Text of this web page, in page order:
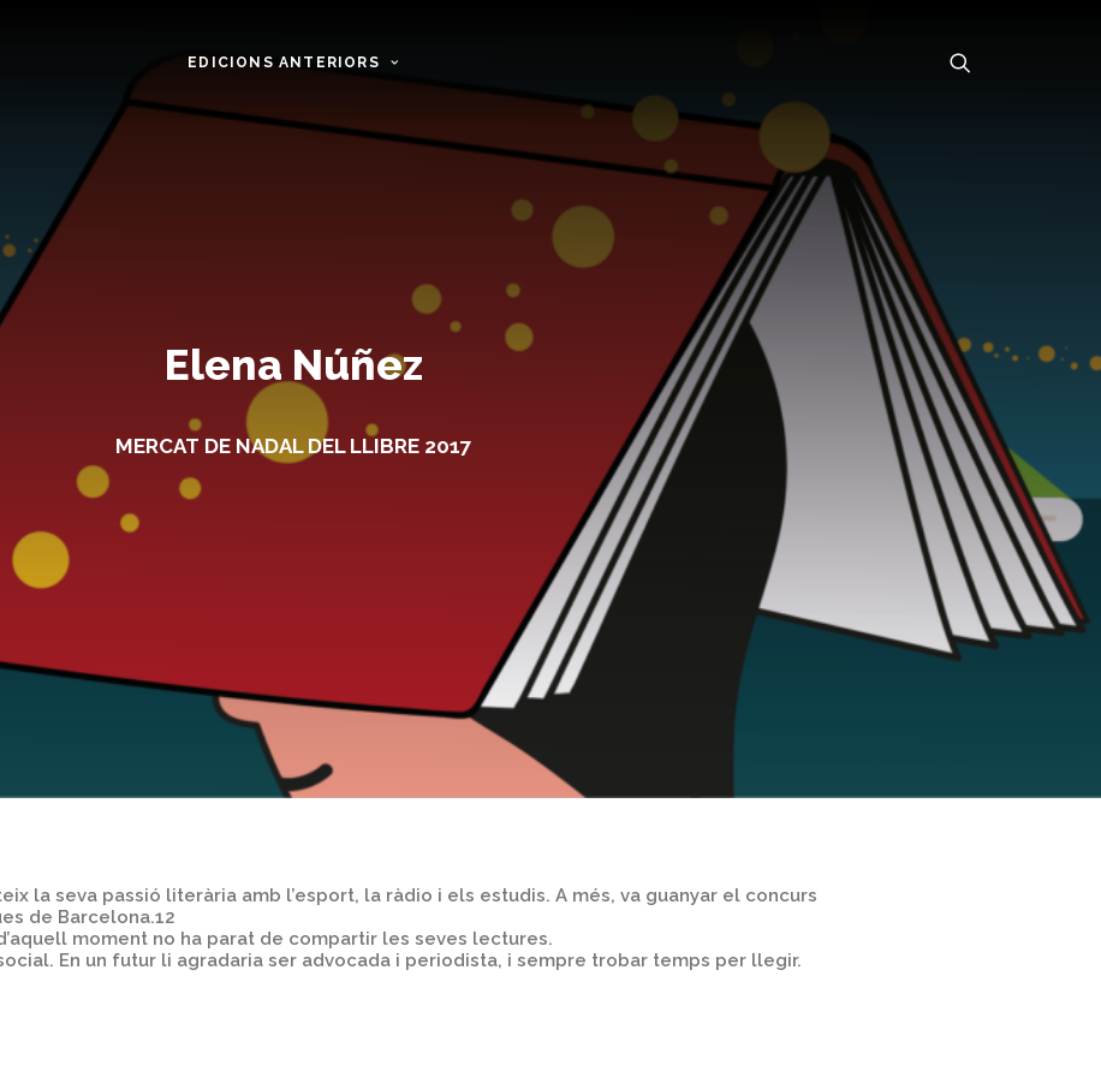
EDICIONS ANTERIORS
Elena Núñez
MERCAT DE NADAL DEL LLIBRE 2017
la seva passió literària amb l’esport, la ràdio i els estudis. A més, va guanyar el concurs
de Barcelona.12
moment no ha parat de compartir les seves lectures.
En un futur li agradaria ser advocada i periodista, i sempre trobar temps per llegir.